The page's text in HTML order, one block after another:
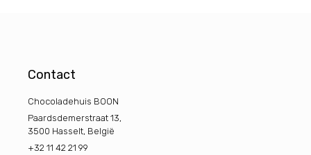
Contact
Chocoladehuis BOON
Paardsdemerstraat 13,
3500 Hasselt, België
+32 11 42 21 99